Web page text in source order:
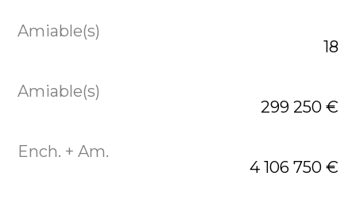
18
299 250 €
4 106 750 €